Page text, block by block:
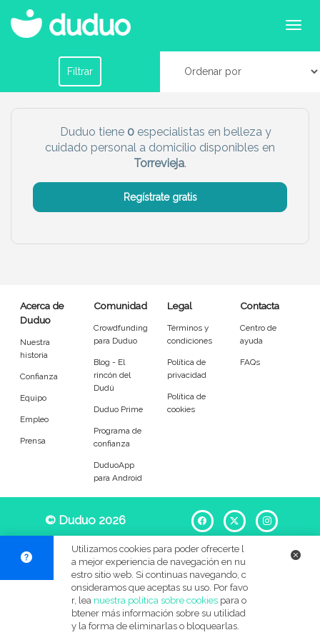
en Torrevieja
Filtrar
Filtrar por horario
Chico Chica
Más servicio del dudú
Entrenador Asistente
Tipo de atención
Masajista
Peluquería
Pedicura Depilación
Idiomas del dudú
Cerrar Filtrar
Duduo tiene 0especialistas en belleza y
cuidado personal a domicilio disponibles en
Torrevieja.
Regístrate gratis
Acerca de
Duduo
Nuestra
historia
Confianza
Equipo
Empleo
Prensa
Comunidad
Crowdfunding
para Duduo
Blog - El
rincón del
Dudú
Duduo Prime
Programa de
confianza
DuduoApp
para Android
Legal
Términos y
condiciones
Política de
privacidad
Política de
cookies
Contacta
Centro de
ayuda
FAQs
© Duduo 2026 Facebook
X
Utilizamos cookies para poder ofrecerte l
a mejor experiencia de navegación en nu
estro sitio web. Si continuas navegando, c
onsideramos que aceptas su uso. Por favo
r, lea nuestra política sobre cookiespara o
btener más información sobre su utilidad
y la forma de eliminarlas o bloquearlas.